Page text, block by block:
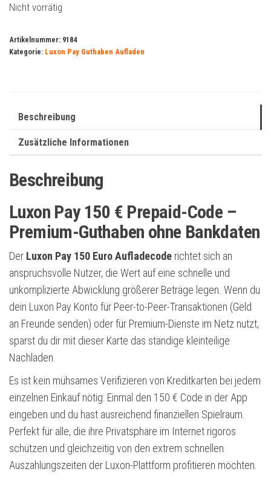
Nicht vorrätig
Artikelnummer: 9184
Kategorie: Luxon Pay Guthaben Aufladen
Beschreibung
Zusätzliche Informationen
Beschreibung
Luxon Pay 150 € Prepaid-Code –
Premium-Guthaben ohne Bankdaten
Der Luxon Pay 150 Euro Aufladecode richtet sich an
anspruchsvolle Nutzer, die Wert auf eine schnelle und
unkomplizierte Abwicklung größerer Beträge legen. Wenn du
dein Luxon Pay Konto für Peer-to-Peer-Transaktionen (Geld
an Freunde senden) oder für Premium-Dienste im Netz nutzt,
sparst du dir mit dieser Karte das ständige kleinteilige
Nachladen.
Es ist kein mühsames Verifizieren von Kreditkarten bei jedem
einzelnen Einkauf nötig: Einmal den 150 € Code in der App
eingeben und du hast ausreichend finanziellen Spielraum.
Perfekt für alle, die ihre Privatsphäre im Internet rigoros
schützen und gleichzeitig von den extrem schnellen
Auszahlungszeiten der Luxon-Plattform profitieren möchten.